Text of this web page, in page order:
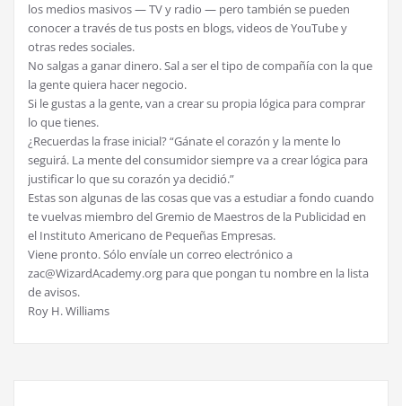
los medios masivos — TV y radio — pero también se pueden
conocer a través de tus posts en blogs, videos de YouTube y
otras redes sociales.
No salgas a ganar dinero. Sal a ser el tipo de compañía con la que
la gente quiera hacer negocio.
Si le gustas a la gente, van a crear su propia lógica para comprar
lo que tienes.
¿Recuerdas la frase inicial? “Gánate el corazón y la mente lo
seguirá. La mente del consumidor siempre va a crear lógica para
justificar lo que su corazón ya decidió.”
Estas son algunas de las cosas que vas a estudiar a fondo cuando
te vuelvas miembro del Gremio de Maestros de la Publicidad en
el Instituto Americano de Pequeñas Empresas.
Viene pronto. Sólo envíale un correo electrónico a
zac@WizardAcademy.org para que pongan tu nombre en la lista
de avisos.
Roy H. Williams